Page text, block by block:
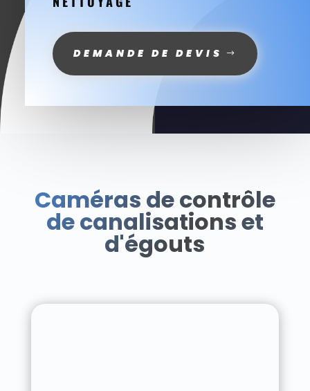
DEMANDE DE DEVIS
Caméras de contrôle
de canalisations et
d'égouts